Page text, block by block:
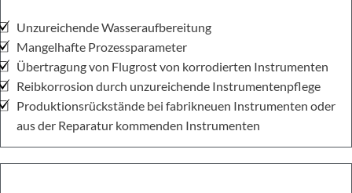
Unzureichende Wasseraufbereitung
Mangelhafte Prozessparameter
Übertragung von Flugrost von korrodierten Instrumenten
Reibkorrosion durch unzureichende Instrumentenpflege
Produktionsrückstände bei fabrikneuen Instrumenten oder
aus der Reparatur kommenden Instrumenten